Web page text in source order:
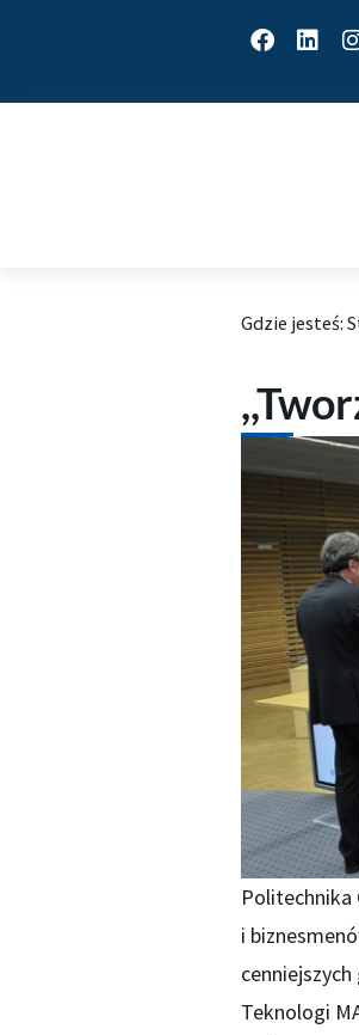
Facebook
Gdzie jesteś:
Politechnika
i
Teknologi